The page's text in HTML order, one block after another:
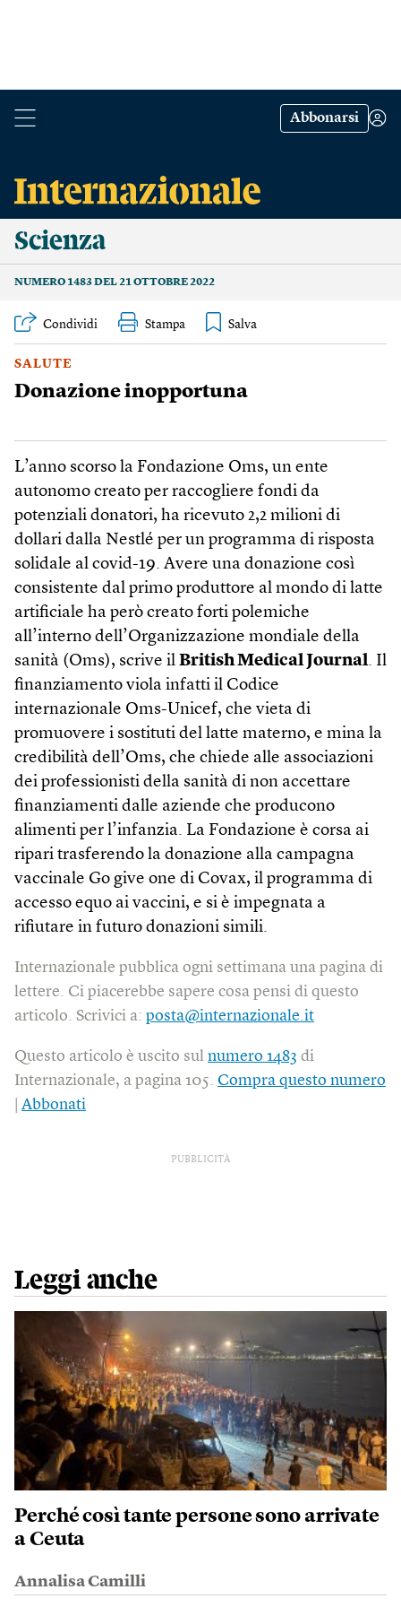
Abbonarsi
Scienza
NUMERO 1483 DEL 21 OTTOBRE 2022
Condividi Stampa
SALUTE
Donazione inopportuna
L’anno scorso la Fondazione Oms, un ente
autonomo creato per raccogliere fondi da
potenziali donatori, ha ricevuto 2,2 milioni di
dollari dalla Nestlé per un programma di risposta
solidale al covid-19. Avere una donazione così
consistente dal primo produttore al mondo di latte
artificiale ha però creato forti polemiche
all’interno dell’Organizzazione mondiale della
sanità (Oms), scrive il British Medical Journal. Il
finanziamento viola infatti il Codice
internazionale Oms-Unicef, che vieta di
promuovere i sostituti del latte materno, e mina la
credibilità dell’Oms, che chiede alle associazioni
dei professionisti della sanità di non accettare
finanziamenti dalle aziende che producono
alimenti per l’infanzia. La Fondazione è corsa ai
ripari trasferendo la donazione alla campagna
vaccinale Go give one di Covax, il programma di
accesso equo ai vaccini, e si è impegnata a
rifiutare in futuro donazioni simili.
Internazionale pubblica ogni settimana una pagina di
lettere. Ci piacerebbe sapere cosa pensi di questo
articolo. Scrivici a: posta@internazionale.it
Questo articolo è uscito sul numero 1483 di
Internazionale, a pagina 105. Compra questo numero
Abbonati
PUBBLICITÀ
Leggi anche
Perché così tante persone sono arrivate
a Ceuta
Annalisa Camilli